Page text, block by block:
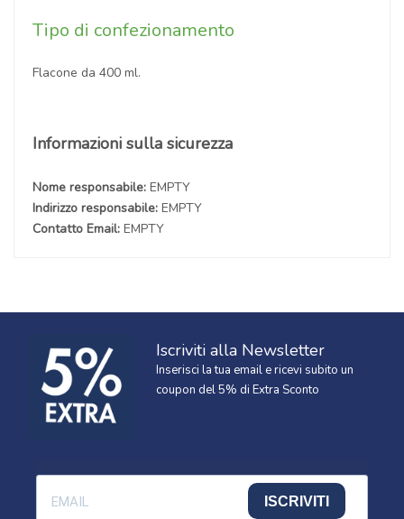
Tipo di confezionamento
Flacone da 400 ml.
Informazioni sulla sicurezza
Nome responsabile: EMPTY
Indirizzo responsabile: EMPTY
Contatto Email: EMPTY
Iscriviti alla Newsletter
Inserisci la tua email e ricevi subito un
coupon del 5% di Extra Sconto
ISCRIVITI